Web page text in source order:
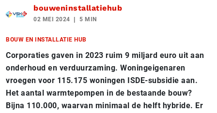
bouweninstallatiehub
02 MEI 2024 5 MIN
BOUW EN INSTALLATIE HUB
Corporaties gaven in 2023 ruim 9 miljard euro uit aan
onderhoud en verduurzaming. Woningeigenaren
vroegen voor 115.175 woningen ISDE-subsidie aan.
Het aantal warmtepompen in de bestaande bouw?
Bijna 110.000, waarvan minimaal de helft hybride. Er